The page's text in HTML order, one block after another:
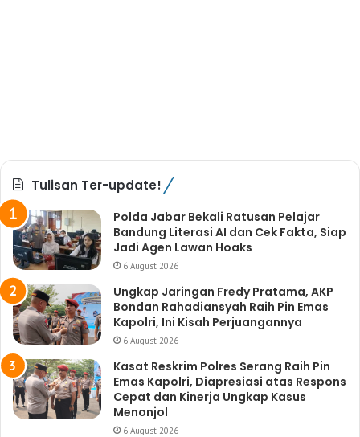
Tulisan Ter-update!
Polda Jabar Bekali Ratusan Pelajar
Bandung Literasi AI dan Cek Fakta, Siap
Jadi Agen Lawan Hoaks
6 August 2026
Ungkap Jaringan Fredy Pratama, AKP
Bondan Rahadiansyah Raih Pin Emas
Kapolri, Ini Kisah Perjuangannya
6 August 2026
Kasat Reskrim Polres Serang Raih Pin
Emas Kapolri, Diapresiasi atas Respons
Cepat dan Kinerja Ungkap Kasus
Menonjol
6 August 2026